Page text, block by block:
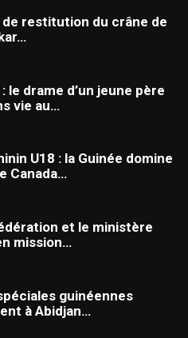
de restitution du crâne de
le drame d’un jeune père
vie au…
U18 : la Guinée domine
Canada…
et le ministère
mission…
guinéennes
à Abidjan…